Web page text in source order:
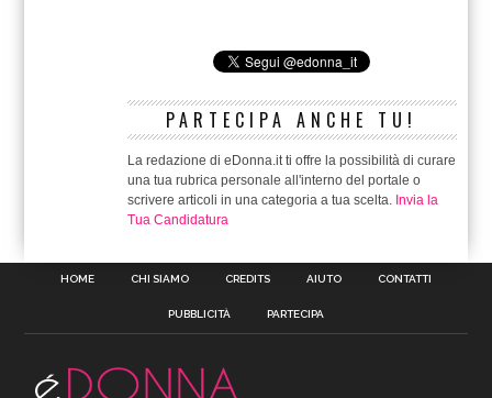
PARTECIPA ANCHE TU!
La redazione di eDonna.it ti offre la possibilità di curare
una tua rubrica personale all'interno del portale o
scrivere articoli in una categoria a tua scelta. Invia la
Tua Candidatura
HOME CHI SIAMO CREDITS AIUTO CONTATTI
PUBBLICITÀ PARTECIPA